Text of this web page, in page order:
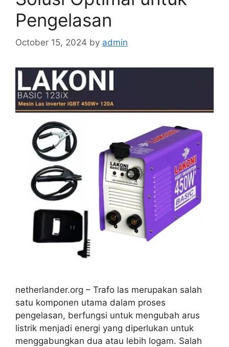
Pengelasan
October 15, 2024 by admin
netherlander.org – Trafo las merupakan salah
satu komponen utama dalam proses
pengelasan, berfungsi untuk mengubah arus
listrik menjadi energi yang diperlukan untuk
menggabungkan dua atau lebih logam. Salah